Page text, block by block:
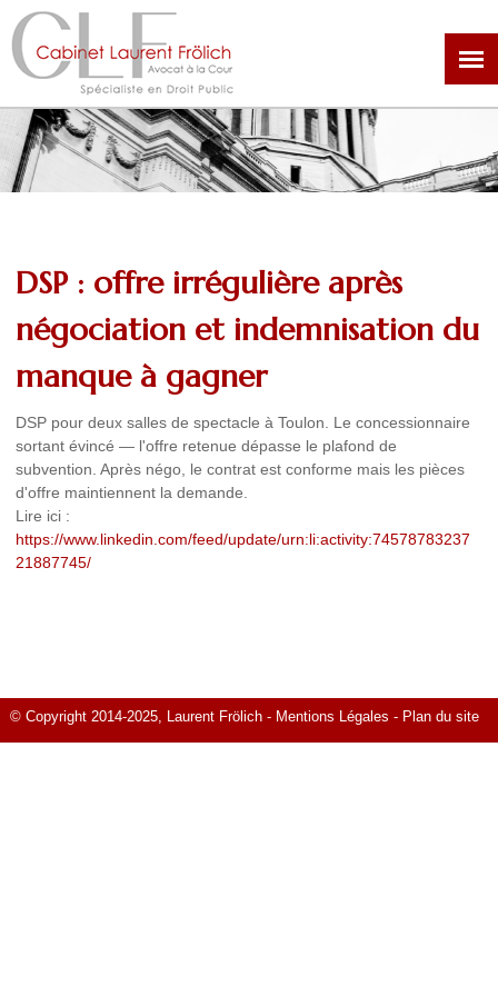
Aller
au
contenu
principal
DSP : offre irrégulière après
négociation et indemnisation du
manque à gagner
DSP pour deux salles de spectacle à Toulon. Le concessionnaire
sortant évincé — l'offre retenue dépasse le plafond de
subvention. Après négo, le contrat est conforme mais les pièces
d'offre maintiennent la demande.
Lire ici :
https://www.linkedin.com/feed/update/urn:li:activity:74578783237
21887745/
© Copyright 2014-2025, Laurent Frölich - Mentions Légales - Plan du site